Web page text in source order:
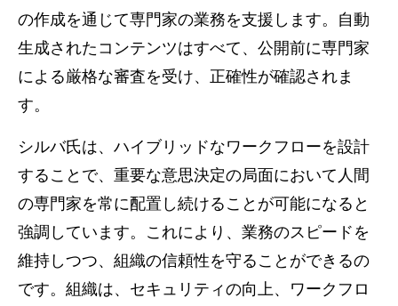
の作成を通じて専門家の業務を支援します。自動
生成されたコンテンツはすべて、公開前に専門家
による厳格な審査を受け、正確性が確認されま
す。
シルバ氏は、ハイブリッドなワークフローを設計
することで、重要な意思決定の局面において人間
の専門家を常に配置し続けることが可能になると
強調しています。これにより、業務のスピードを
維持しつつ、組織の信頼性を守ることができるの
です。組織は、セキュリティの向上、ワークフロ